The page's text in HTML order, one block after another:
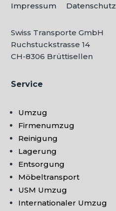
Impressum Datenschutz
Swiss Transporte GmbH
Ruchstuckstrasse 14
CH-8306 Brüttisellen
Service
Umzug
Firmenumzug
Reinigung
Lagerung
Entsorgung
Möbeltransport
USM Umzug
Internationaler Umzug